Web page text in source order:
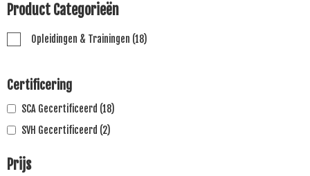
Product Categorieën
Opleidingen & Trainingen (18)
Certificering
SCA Gecertificeerd (18)
SVH Gecertificeerd (2)
Prijs